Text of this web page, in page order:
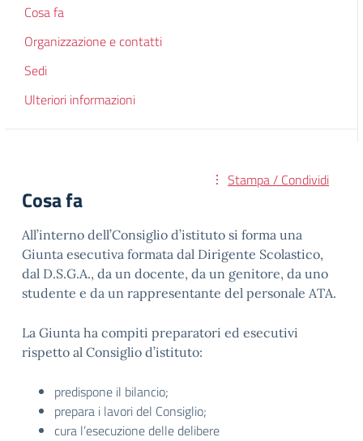
Cosa fa
Organizzazione e contatti
Sedi
Ulteriori informazioni
Stampa / Condividi
Cosa fa
All’interno dell’Consiglio d’istituto si forma una
Giunta esecutiva formata dal Dirigente Scolastico,
dal D.S.G.A., da un docente, da un genitore, da uno
studente e da un rappresentante del personale ATA.
La Giunta ha compiti preparatori ed esecutivi
rispetto al Consiglio d’istituto:
predispone il bilancio;
prepara i lavori del Consiglio;
cura l’esecuzione delle delibere